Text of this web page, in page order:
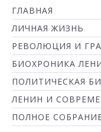
ГЛАВНАЯ
ЛИЧНАЯ ЖИЗНЬ
РЕВОЛЮЦИЯ И
БИОХРОНИКА
ПОЛИТИЧЕСКАЯ
ЛЕНИН И
ПОЛНОЕ